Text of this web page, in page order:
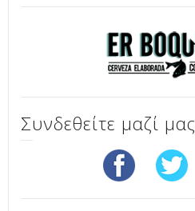
Συνδεθείτε μαζί μας